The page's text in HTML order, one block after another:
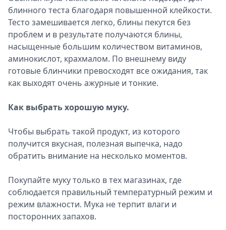
блинного теста благодаря повышенной клейкости.
Тесто замешивается легко, блины пекутся без
проблем и в результате получаются блины,
насыщенные большим количеством витаминов,
аминокислот, крахмалом. По внешнему виду
готовые блинчики превосходят все ожидания, так
как выходят очень ажурные и тонкие.
Как выбрать хорошую муку.
Чтобы выбрать такой продукт, из которого
получится вкусная, полезная выпечка, надо
обратить внимание на несколько моментов.
Покупайте муку только в тех магазинах, где
соблюдается правильный температурный режим и
режим влажности. Мука не терпит влаги и
посторонних запахов.